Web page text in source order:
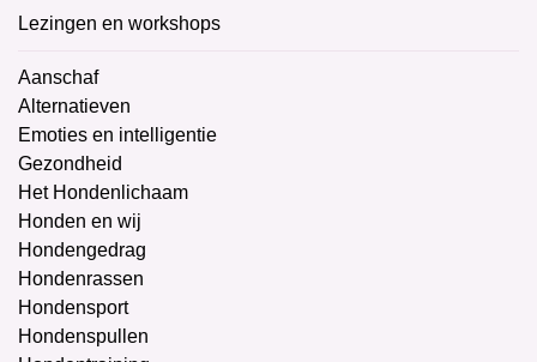
Lezingen en workshops
Aanschaf
Alternatieven
Emoties en intelligentie
Gezondheid
Het Hondenlichaam
Honden en wij
Hondengedrag
Hondenrassen
Hondensport
Hondenspullen